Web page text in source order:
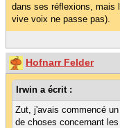
dans ses réflexions, mais
vive voix ne passe pas).
Hofnarr Felder
Irwin a écrit :
Zut, j'avais commencé
de choses concernant